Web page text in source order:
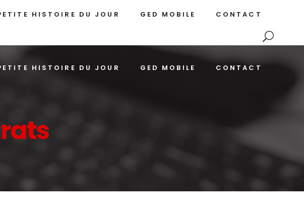
HISTOIRE DU JOUR GED MOBILE CONTACT
HISTOIRE DU JOUR GED MOBILE CONTACT